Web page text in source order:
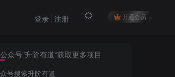
开通会员
登录 注册
众号”升阶有道“获取更多项目